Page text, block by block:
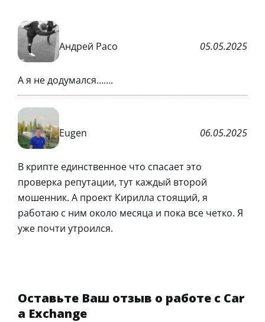
Андрей Расо 05.05.2025
А я не додумался…….
Eugen 06.05.2025
В крипте единственное что спасает это
проверка репутации, тут каждый второй
мошенник. А проект Кирилла стоящий, я
работаю с ним около месяца и пока все четко. Я
уже почти утроился.
Оставьте Ваш отзыв о работе с Car
a Exchange